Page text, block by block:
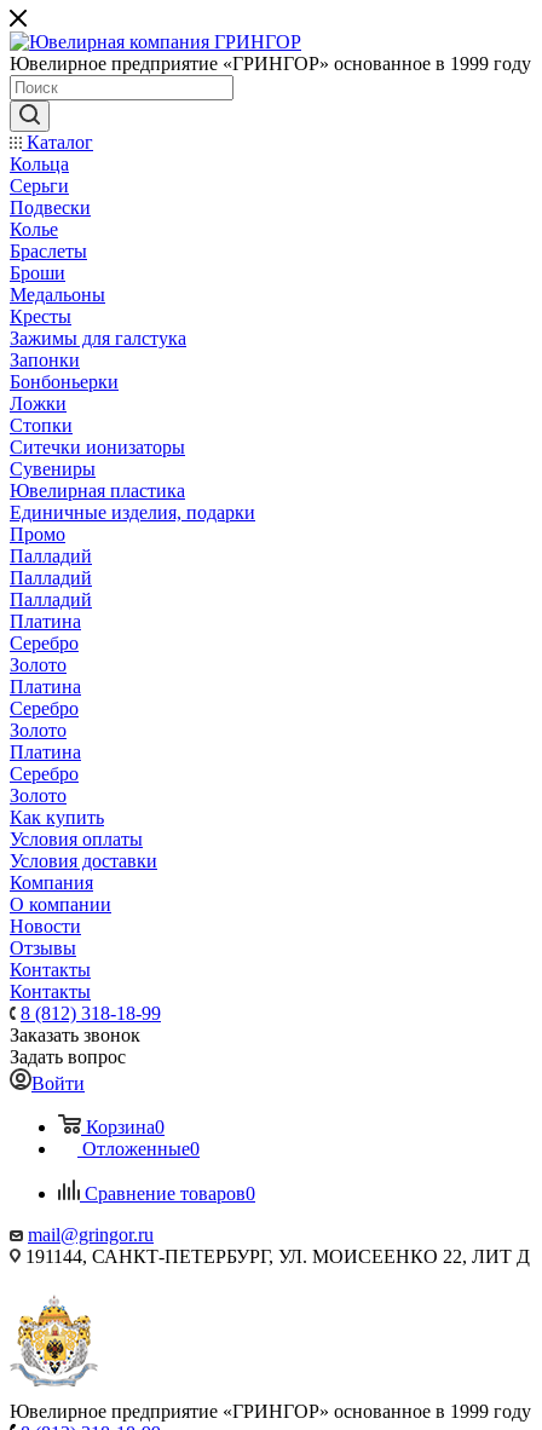
Ювелирное предприятие «ГРИНГОР» основанное в 1999 году
Каталог
Кольца
Серьги
Подвески
Колье
Браслеты
Броши
Медальоны
Кресты
Зажимы для галстука
Запонки
Бонбоньерки
Ложки
Стопки
Ситечки ионизаторы
Cувениры
Ювелирная пластика
Единичные изделия, подарки
Промо
Палладий
Палладий
Палладий
Платина
Серебро
Золото
Платина
Серебро
Золото
Платина
Серебро
Золото
Как купить
Условия оплаты
Условия доставки
Компания
О компании
Новости
Отзывы
Контакты
Контакты
8 (812) 318-18-99
Заказать звонок
Задать вопрос
Войти
Корзина0
Отложенные0
Сравнение товаров0
mail@gringor.ru
191144, САНКТ-ПЕТЕРБУРГ, УЛ. МОИСЕЕНКО 22, ЛИТ Д
Ювелирное предприятие «ГРИНГОР» основанное в 1999 году